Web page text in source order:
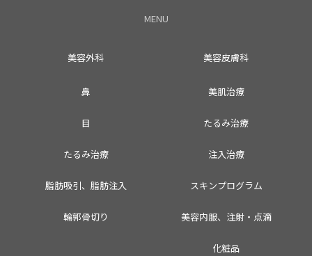
MENU
美容外科
鼻
目
たるみ治療
脂肪吸引、脂肪注入
輪郭骨切り
美容皮膚科
美肌治療
たるみ治療
注入治療
スキンプログラム
美容内服、注射・点滴
化粧品